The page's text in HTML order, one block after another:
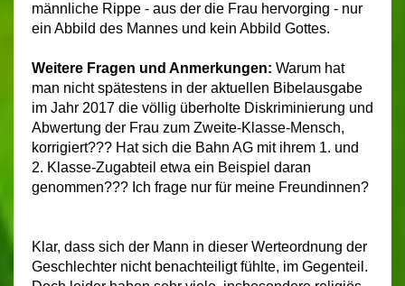
männliche Rippe - aus der die Frau hervorging - nur
ein Abbild des Mannes und kein Abbild Gottes.
Weitere Fragen und Anmerkungen: Warum hat
man nicht spätestens in der aktuellen Bibelausgabe
im Jahr 2017 die völlig überholte Diskriminierung und
Abwertung der Frau zum Zweite-Klasse-Mensch,
korrigiert??? Hat sich die Bahn AG mit ihrem 1. und
2. Klasse-Zugabteil etwa ein Beispiel daran
genommen??? Ich frage nur für meine Freundinnen?
Klar, dass sich der Mann in dieser Werteordnung der
Geschlechter nicht benachteiligt fühlte, im Gegenteil.